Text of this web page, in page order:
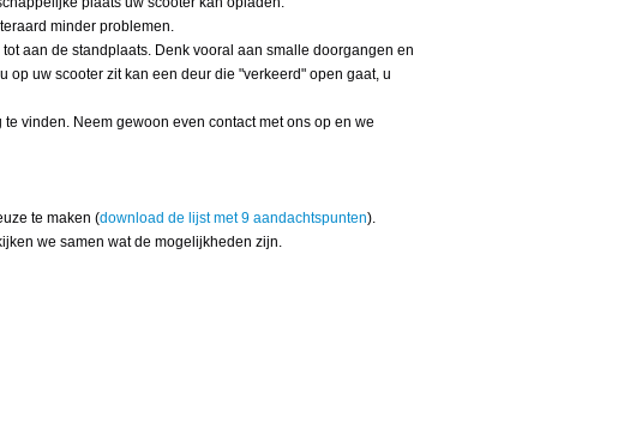
minder problemen.
aan de standplaats. Denk vooral aan smalle doorgangen en
uw scooter zit kan een deur die "verkeerd" open gaat, u
vinden. Neem gewoon even contact met ons op en we
te maken (download de lijst met 9 aandachtspunten).
we samen wat de mogelijkheden zijn.